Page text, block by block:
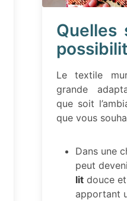
Quelles
Le textile
grande
que soit
que vous
Dans une
peut
lit douce
apportant